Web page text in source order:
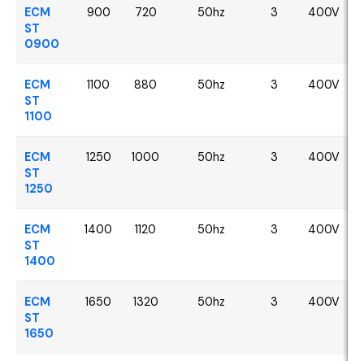
ECM
ST
0900
900 720 50hz 3 400V
ECM
ST
1100
1100 880 50hz 3 400V
ECM
ST
1250
1250 1000 50hz 3 400V
ECM
ST
1400
1400 1120 50hz 3 400V
ECM
ST
1650
1650 1320 50hz 3 400V